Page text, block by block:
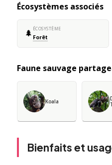
Écosystèmes associés
🌲 ÉCOSYSTÈME
Forêt
Faune sauvage
Koala
Bienfaits et